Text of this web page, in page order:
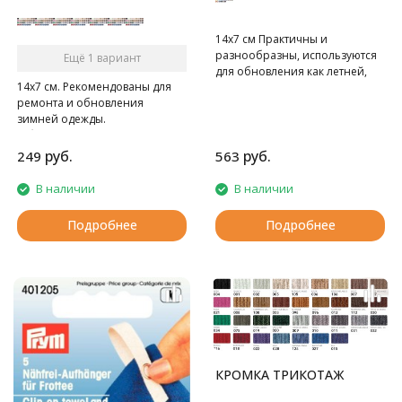
Ещё 1 вариант
14х7 см. Рекомендованы для
ремонта и обновления
зимней одежды.
В блистере 2 шт.
249 руб.
В наличии
Подробнее
14х7 см Практичны и
разнообразны, используются
для обновления как летней,
563 руб.
В наличии
Подробнее
КРОМКА ТРИКОТАЖ